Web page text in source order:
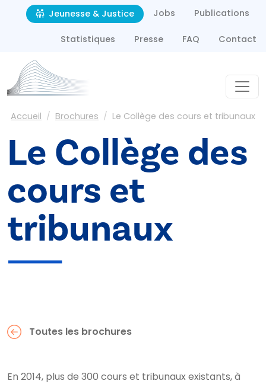
Aller au contenu principal
Second navigation
Jeunesse & Justice Jobs Publications
Statistiques Presse FAQ Contact
Fil d'Ariane
Accueil Brochures Le Collège des cours et tribunaux
Le Collège des
cours et
tribunaux
Toutes les brochures
En 2014, plus de 300 cours et tribunaux existants, à